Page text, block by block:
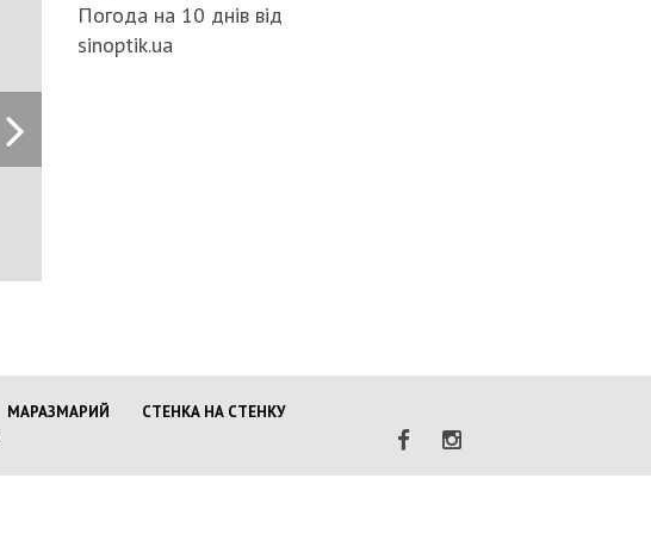
Погода на 10 днів від
sinoptik.ua
МАРАЗМАРИЙ
СТЕНКА НА СТЕНКУ